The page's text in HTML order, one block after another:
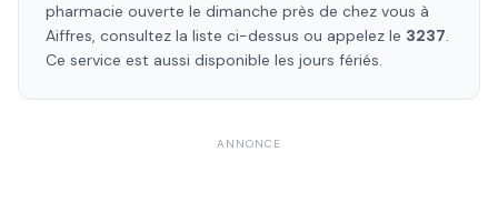
pharmacie ouverte le dimanche près de chez vous à
Aiffres, consultez la liste ci-dessus ou appelez le 3237.
Ce service est aussi disponible les jours fériés.
ANNONCE